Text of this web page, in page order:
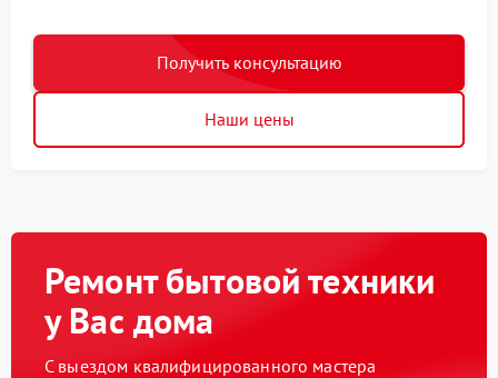
Получить консультацию
Наши цены
Ремонт бытовой техники
у Вас дома
С выездом квалифицированного мастера